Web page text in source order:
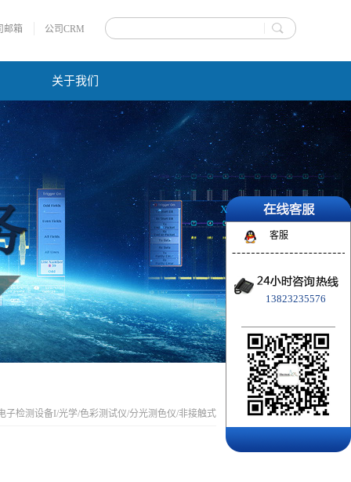
邮箱 公司CRM
关于我们
子检测设备I /光学/色彩测试仪/分光测色仪/非接触式
X
客服
13823235576